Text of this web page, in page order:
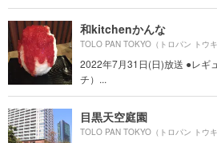
和kitchenかんな
TOLO PAN TOKYO（トロパン トウ
2022年7月31日(日)放送 ●レギ
チ）...
目黒天空庭園
TOLO PAN TOKYO（トロパン トウ